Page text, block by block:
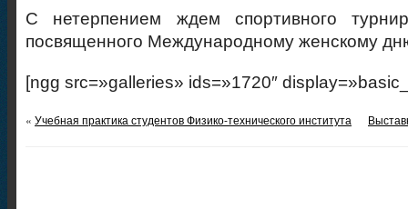
С нетерпением ждем спортивного
посвященного Международному женскому
[ngg src=»galleries» ids=»1720″
« Учебная практика студентов Физико-технического института